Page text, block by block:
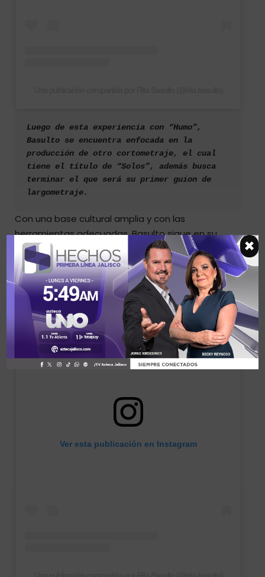
Luego de esta experiencia con “Humo”,
Basulto se encuentra enfocada en la
producción de otro cortometraje, el cual
tiene el título de “Solos”, además busca
terminar el que será su primer guion de
largometraje.
Con una base cultural amplia y con las
herramientas adecuadas, Basulto sigue en su
búsqueda de infundir de alma a aquellos seres
inanimados que llevan su magia a la pantalla a
través del stop motion.
Ver esta publicación en Instagram
×